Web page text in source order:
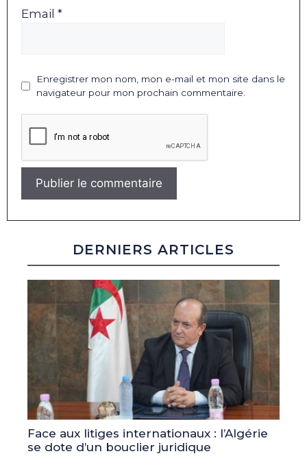
Email *
Enregistrer mon nom, mon e-mail et mon site dans le
navigateur pour mon prochain commentaire.
DERNIERS ARTICLES
Face aux litiges internationaux : l’Algérie
se dote d’un bouclier juridique